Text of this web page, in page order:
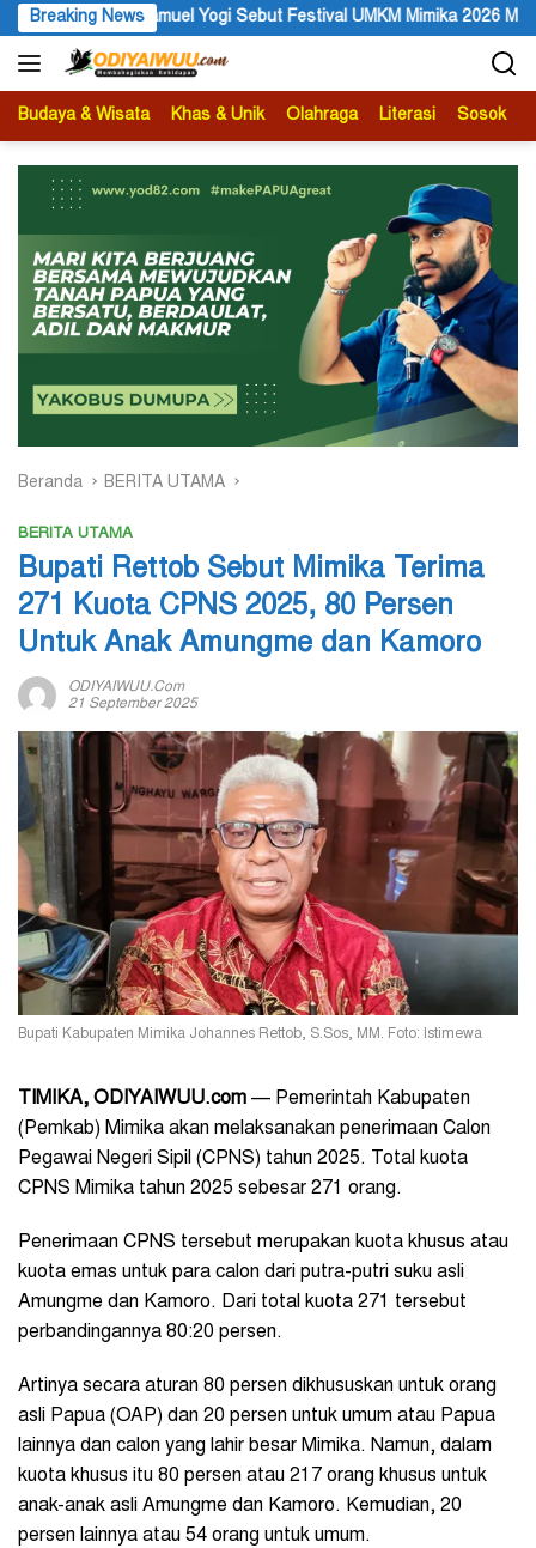
Langsung
ke
konten
Breaking News
Yogi Sebut Festival UMKM Mimika 2026 Momentum Strategis
Budaya & Wisata Khas & Unik Olahraga Literasi Sosok
Beranda BERITA UTAMA
BERITA UTAMA
Bupati Rettob Sebut Mimika Terima
271 Kuota CPNS 2025, 80 Persen
Untuk Anak Amungme dan Kamoro
ODIYAIWUU.com
21 September 2025
Bupati Kabupaten Mimika Johannes Rettob, S.Sos, MM. Foto: Istimewa
TIMIKA, ODIYAIWUU.com — Pemerintah Kabupaten
(Pemkab) Mimika akan melaksanakan penerimaan Calon
Pegawai Negeri Sipil (CPNS) tahun 2025. Total kuota
CPNS Mimika tahun 2025 sebesar 271 orang.
Penerimaan CPNS tersebut merupakan kuota khusus atau
kuota emas untuk para calon dari putra-putri suku asli
Amungme dan Kamoro. Dari total kuota 271 tersebut
perbandingannya 80:20 persen.
Artinya secara aturan 80 persen dikhususkan untuk orang
asli Papua (OAP) dan 20 persen untuk umum atau Papua
lainnya dan calon yang lahir besar Mimika. Namun, dalam
kuota khusus itu 80 persen atau 217 orang khusus untuk
anak-anak asli Amungme dan Kamoro. Kemudian, 20
persen lainnya atau 54 orang untuk umum.